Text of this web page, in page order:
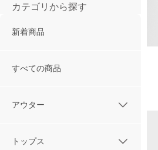
カテゴリから探す
新着商品
すべての商品
アウター
トップス